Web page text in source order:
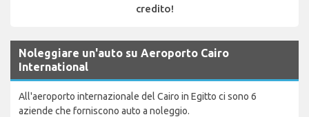
credito!
Noleggiare un'auto su Aeroporto Cairo
International
All'aeroporto internazionale del Cairo in Egitto ci sono 6
aziende che forniscono auto a noleggio.